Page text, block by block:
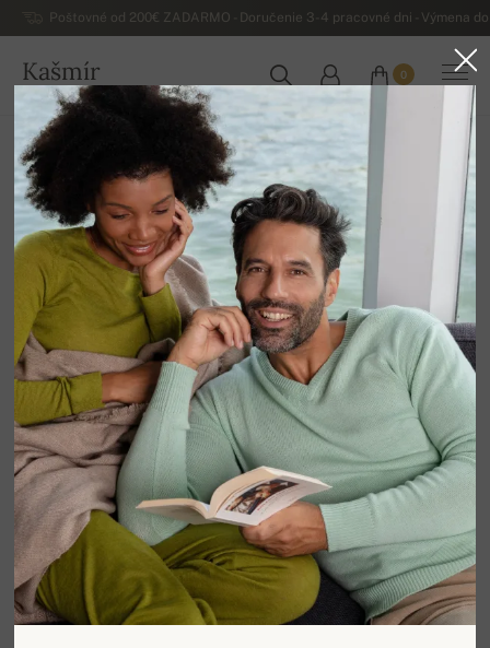
Poštovné od 200€ ZADARMO - Doručenie 3-4 pracovné dni - Výmena
Kašmír
SLOVENSKO
0
Domov
Luxusné dámske kašmírové svetre
Dámske kašmírové šaty a tuniky